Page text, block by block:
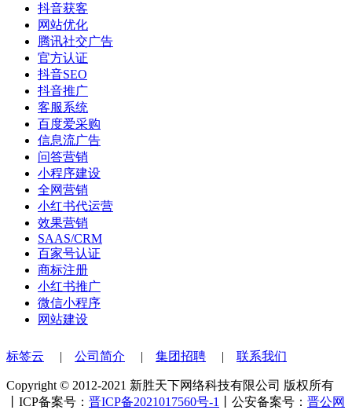
抖音获客
网站优化
腾讯社交广告
官方认证
抖音SEO
抖音推广
客服系统
百度爱采购
信息流广告
问答营销
小程序建设
全网营销
小红书代运营
效果营销
SAAS/CRM
百家号认证
商标注册
小红书推广
微信小程序
网站建设
标签云 公司简介 集团招聘 联系我们
Copyright © 2012-2021 新胜天下网络科技有限公司 版权所有
丨ICP备案号： 晋ICP备2021017560号-1 丨公安备案号： 晋公网